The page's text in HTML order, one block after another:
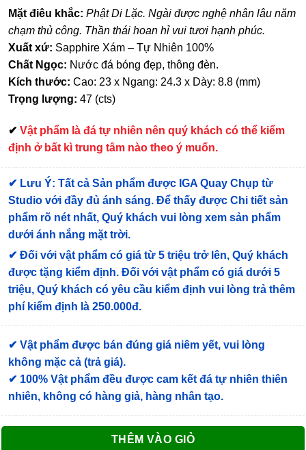
Mặt điêu khắc: Phật Di Lặc. Ngài được nghệ nhân lâu năm
chạm thủ công. Thần thái hoan hỉ vui tươi hạnh phúc.
Xuất xứ: Sapphire Xám – Tự Nhiên 100%
Chất Ngọc: Nước đá bóng đẹp, thông đèn.
Kích thước: Cao: 23 x Ngang: 24.3 x Dày: 8.8 (mm)
Trọng lượng: 47 (cts)
✔ Vật phẩm là đá tự nhiên nên quý khách có thể kiểm
định ở bất kì trung tâm nào theo ý muốn.
✔ Lưu Ý: Tất cả Sản phẩm được IGA Quay Chụp từ
Studio với đầy đủ ánh sáng. Để thấy được Chi tiết sản
phẩm rõ nét nhất, Quý khách vui lòng xem sản phẩm
dưới ánh nắng mặt trời.
✔ Đối với vật phẩm có giá từ 5 triệu trở lên, Quý khách
được tặng kiểm định. Đối với vật phẩm có giá dưới 5
triệu, Quý khách có yêu cầu kiểm định vui lòng trả thêm
phí kiểm định là 250.000đ.
✔ Vật phẩm được bán đúng giá niêm yết, vui lòng
không mặc cả (trả giá).
✔ 100% Vật phẩm đều được cam kết đá tự nhiên thiên
nhiên, không có hàng giả, hàng nhân tạo.
THÊM VÀO GIỎ